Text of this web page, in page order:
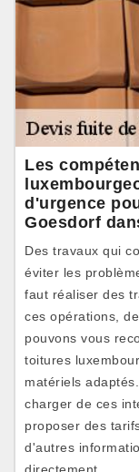
Les
d'urgence
Goesdorf
Des travaux qui
éviter les
faut réaliser des
ces opérations,
pouvons vous
toitures
matériels
charger de ces
proposer des
d'autres